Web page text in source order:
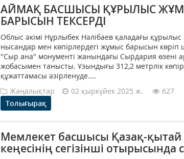
АЙМАҚ БАСШЫСЫ ҚҰРЫЛЫС
БАРЫСЫН ТЕКСЕРДІ
Облыс әкімі Нұрлыбек Нәлібаев қаладағы
нысандар мен көпірлердегі жұмыс барысын
"Сыр ана" монументі жанындағы Сырдария өзені
жобасымен танысты. Ұзындығы 312,2 метрлік
құжаттамасы әзірленуде....
Жаңалықтар
02 қыркүйек 2025 ж. 627
Толығырақ
Мемлекет басшысы Қазақ-қытай
кеңесінің сегізінші отырысында